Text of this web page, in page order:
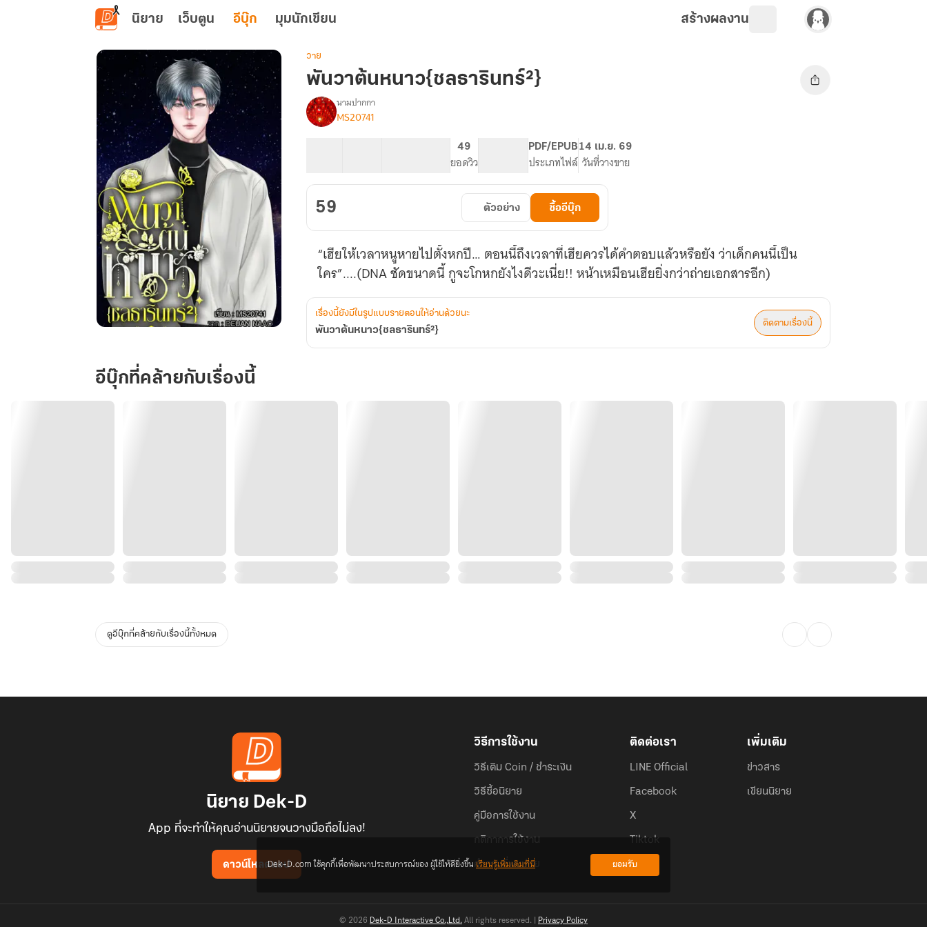
ข้ามไปยังเนื้อหาหลัก
นิยาย เว็บตูน อีบุ๊ก มุมนักเขียน สร้างผลงาน
ต้น
หนาว{ชล
ธาริ
วาย
พันวาต้นหนาว{ชลธารินทร์²}
เรื่อง
พัน
หนาว{ชล
ธาริ
นทร์²}
นามปากกา
MS20741
49
ยอดวิว
PDF/EPUB
ประเภทไฟล์
14 เม.ย. 69
วันที่วางขาย
59 ตัวอย่าง ซื้ออีบุ๊ก
“เฮียให้เวลาหนูหายไปตั้งหกปี… ตอนนี้ถึงเวลาที่เฮียควรได้คำตอบแล้วหรือยัง ว่าเด็กคนนี้เป็น
ใคร”....(DNA ชัดขนาดนี้ กูจะโกหกยังไงดีวะเนี่ย!! หน้าเหมือนเฮียยิ่งกว่าถ่ายเอกสารอีก)
เรื่องนี้ยังมีในรูปแบบรายตอนให้อ่านด้วยนะ
พันวาต้นหนาว{ชลธารินทร์²}
ติดตามเรื่องนี้
อีบุ๊กที่คล้ายกับเรื่องนี้
ดูอีบุ๊กที่คล้ายกับเรื่องนี้ทั้งหมด
นิยาย Dek-D
App ที่จะทำให้คุณอ่านนิยายจนวางมือถือไม่ลง!
ดาวน์โหลดแอป
วิธีการใช้งาน
วิธีเติม Coin / ชำระเงิน
วิธีซื้อนิยาย
คู่มือการใช้งาน
กติกาการใช้งาน
คำถามที่พบบ่อย
ติดต่อเรา
LINE Official
Facebook
X
Tiktok
เพิ่มเติม
ข่าวสาร
เขียนนิยาย
© 2026 Dek-D Interactive Co.,Ltd. All rights reserved. | Privacy Policy
Dek-D.com ใช้คุกกี้เพื่อพัฒนาประสบการณ์ของ ผู้ใช้ให้ดียิ่งขึ้นเรียนรู้เพิ่มเติมที่นี่ ยอมรับ